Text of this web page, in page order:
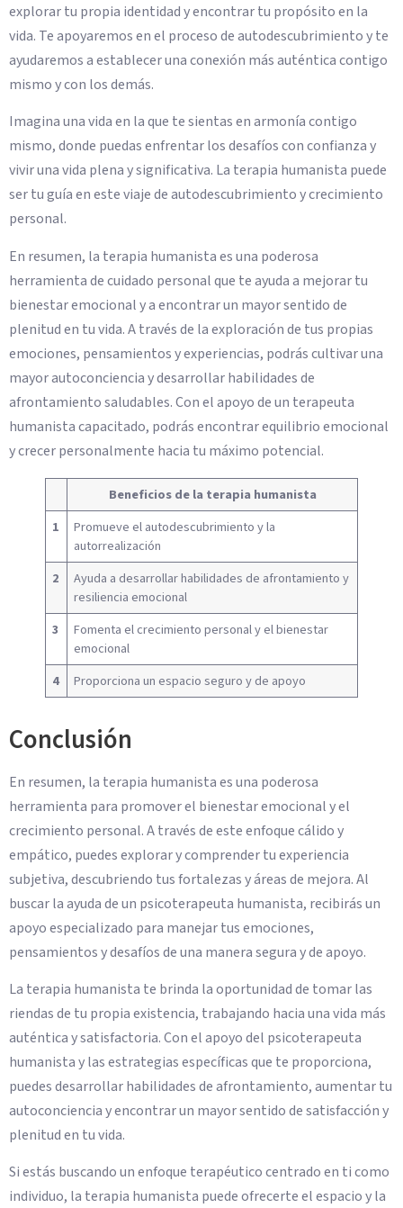
explorar tu propia identidad y encontrar tu propósito en la
vida. Te apoyaremos en el proceso de autodescubrimiento y te
ayudaremos a establecer una conexión más auténtica contigo
mismo y con los demás.
Imagina una vida en la que te sientas en armonía contigo
mismo, donde puedas enfrentar los desafíos con confianza y
vivir una vida plena y significativa. La terapia humanista puede
ser tu guía en este viaje de autodescubrimiento y crecimiento
personal.
En resumen, la terapia humanista es una poderosa
herramienta de cuidado personal que te ayuda a mejorar tu
bienestar emocional y a encontrar un mayor sentido de
plenitud en tu vida. A través de la exploración de tus propias
emociones, pensamientos y experiencias, podrás cultivar una
mayor autoconciencia y desarrollar habilidades de
afrontamiento saludables. Con el apoyo de un terapeuta
humanista capacitado, podrás encontrar equilibrio emocional
y crecer personalmente hacia tu máximo potencial.
Beneficios de la terapia humanista
1
Promueve el autodescubrimiento y la
autorrealización
2
Ayuda a desarrollar habilidades de afrontamiento y
resiliencia emocional
3
Fomenta el crecimiento personal y el bienestar
emocional
4
Proporciona un espacio seguro y de apoyo
Conclusión
En resumen, la terapia humanista es una poderosa
herramienta para promover el bienestar emocional y el
crecimiento personal. A través de este enfoque cálido y
empático, puedes explorar y comprender tu experiencia
subjetiva, descubriendo tus fortalezas y áreas de mejora. Al
buscar la ayuda de un psicoterapeuta humanista, recibirás un
apoyo especializado para manejar tus emociones,
pensamientos y desafíos de una manera segura y de apoyo.
La terapia humanista te brinda la oportunidad de tomar las
riendas de tu propia existencia, trabajando hacia una vida más
auténtica y satisfactoria. Con el apoyo del psicoterapeuta
humanista y las estrategias específicas que te proporciona,
puedes desarrollar habilidades de afrontamiento, aumentar tu
autoconciencia y encontrar un mayor sentido de satisfacción y
plenitud en tu vida.
Si estás buscando un enfoque terapéutico centrado en ti como
individuo, la terapia humanista puede ofrecerte el espacio y la